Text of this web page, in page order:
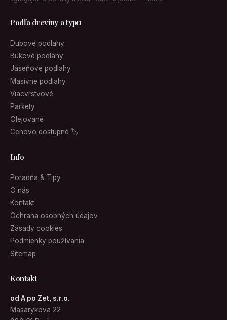
Podľa dreviny a typu
Dubové podlahy
Bukové podlahy
Jaseňové podlahy
Masívne podlahy
Viacvrstvové
Parkety
Olejované
Cenovo dostupné 🏷
Info
Poradňa & Tipy
O nás
Kontakt
Ochrana osobných údajov
Zásady cookies
Podmienky používania
Sitemap
Kontakt
od A po Zet, s.r.o.
Masarykova 22